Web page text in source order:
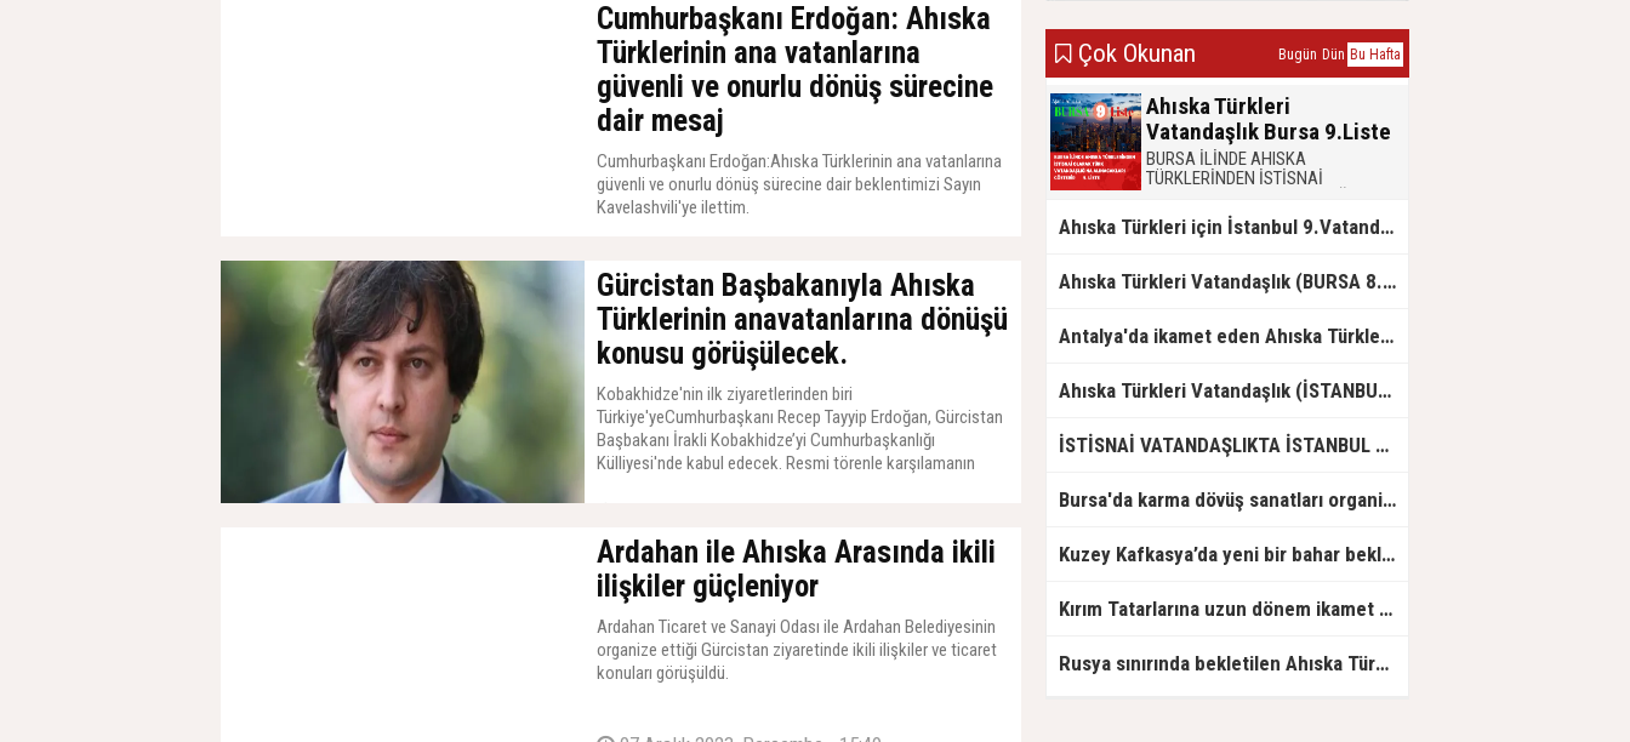
Cumhurbaşkanı Erdoğan: Ahıska
Türklerinin ana vatanlarına
güvenli ve onurlu dönüş sürecine
dair mesaj
Cumhurbaşkanı Erdoğan:Ahıska Türklerinin ana vatanlarına
güvenli ve onurlu dönüş sürecine dair beklentimizi Sayın
Kavelashvili'ye ilettim.
12 Ağustos 2025, Salı - 18:55
Gürcistan Başbakanıyla Ahıska
Türklerinin anavatanlarına dönüşü
konusu görüşülecek.
Kobakhidze'nin ilk ziyaretlerinden biri
Türkiye'yeCumhurbaşkanı Recep Tayyip Erdoğan, Gürcistan
Başbakanı İrakli Kobakhidze’yi Cumhurbaşkanlığı
Külliyesi'nde kabul edecek. Resmi törenle karşılamanın
verecek.
Ardahan ile Ahıska Arasında ikili
ilişkiler güçleniyor
Ardahan Ticaret ve Sanayi Odası ile Ardahan Belediyesinin
organize ettiği Gürcistan ziyaretinde ikili ilişkiler ve ticaret
konuları görüşüldü.
Çok Okunan Bugün Dün Bu Hafta
Ahıska Türkleri
Vatandaşlık Bursa 9.Liste
BURSA İLİNDE AHISKA
TÜRKLERİNDEN İSTİSNAİ
ALINACAKLARI GÖSTERİR9. LİSTEAhıska Türkleri için İstanbul 9.Vatandaşlık Listesi
Ahıska Türkleri Vatandaşlık (BURSA 8. Liste)
Antalya'da ikamet eden Ahıska Türkleri için 9. Vatandaşlık Listesi
Ahıska Türkleri Vatandaşlık (İSTANBUL 8. Liste)
İSTİSNAİ VATANDAŞLIKTA İSTANBUL 10.CU LİSTE
Bursa'da karma dövüş sanatları organizasyonu gerçekleştirildi
Kuzey Kafkasya’da yeni bir bahar bekleniyor
Kırım Tatarlarına uzun dönem ikamet başvuruları nasıl yapılacak?
Rusya sınırında bekletilen Ahıska Türklerinin Türkiye'ye gidişine izin verildi.